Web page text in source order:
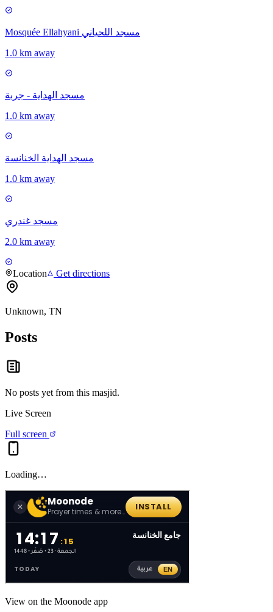
Mosquée Ellahyani مسجد اللحياني
1.0 km away
مسجد الهداية - جربة
1.0 km away
مسجد الهداية الخنانسة
1.0 km away
مسجد غندري
2.0 km away
Location Get directions
Unknown, TN
Posts
No posts yet from this masjid.
Live Screen
Full screen
Loading…
View on the Moonode app